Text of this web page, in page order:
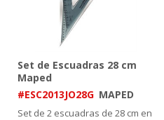
Set de Escuadras 28 cm
Maped
#ESC2013JO28G MAPED
Set de 2 escuadras de 28 cm en